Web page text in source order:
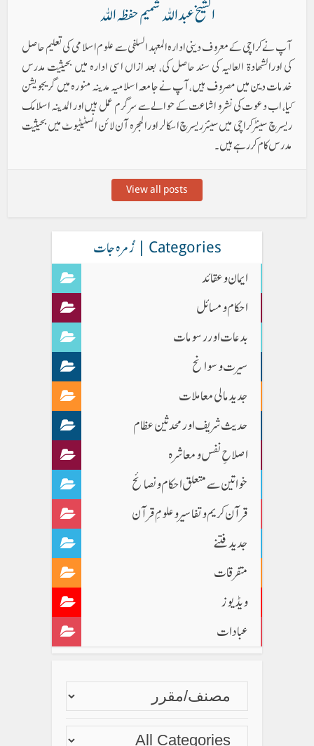
الشیخ عبداللہ شمیم حفظہ اللہ
آپ نے کراچی کے معروف دینی ادارہ المعہد السلفی سے علوم اسلامی کی تعلیم حاصل
کی اورالشھادۃ العالیہ کی سند حاصل کی، بعد ازاں اسی ادارہ میں بحیثیت مدرس
خدمات دین میں مصروف ہیں، آپ نے جامعہ اسلامیہ مدینہ منورہ میں گریجویشن
کیا، اب دعوت کی نشر و اشاعت کے حوالےسے سرگرم عمل ہیں اور المدینہ اسلامک
ریسرچ سینٹر کراچی میں سینئر ریسرچ اسکالر اور الھجرہ آن لائن انسٹیٹیوٹ میں بحیثیت
مدرس کام کررہے ہیں۔
View all posts
Categories | زُمرہ جات
ایمان وعقائد
احکام و مسائل
بدعات اور رسومات
سیرت و سوانح
جدید مالی معاملات
حدیث شریف اور محدثین عظام
اصلاحِ نفس و معاشرہ
خواتین سے متعلق احکام و نصائح
قرآن کریم و تفاسیر و علومِ قرآن
جدید فتنے
متفرقات
ویڈیوز
عبادات